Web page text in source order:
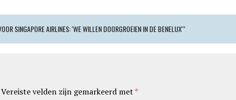
SINGAPORE AIRLINES: 'WE WILLEN DOORGROEIEN IN DE BENELUX'"
Vereiste velden zijn gemarkeerd met *